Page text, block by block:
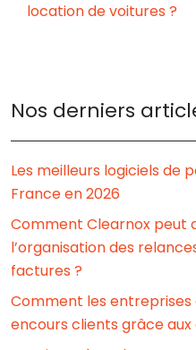
location de voitures ?
Nos derniers
Les meilleurs logiciels de
France en 2026
Comment Clearnox peut
l’organisation des
factures ?
Comment les entreprises
encours clients grâce aux